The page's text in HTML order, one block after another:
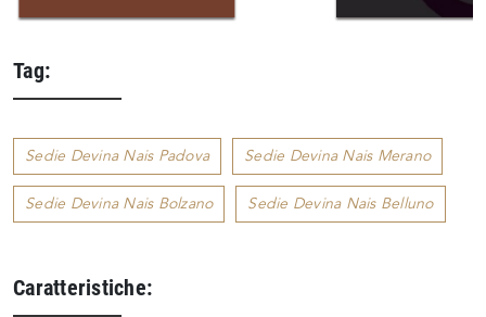
Tag:
Sedie Devina Nais Padova Sedie Devina Nais Merano
Sedie Devina Nais Bolzano Sedie Devina Nais Belluno
Caratteristiche: